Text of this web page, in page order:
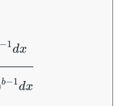
b−1dx
1dx